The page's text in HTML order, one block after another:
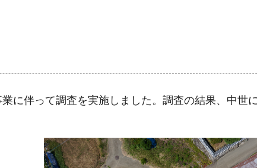
に伴って調査を実施しました。調査の結果、中世